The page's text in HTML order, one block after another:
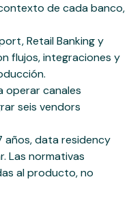
de cada banco,
Retail Banking y
flujos, integraciones y
operar canales
seis vendors
años, data residency
Las normativas
al producto, no